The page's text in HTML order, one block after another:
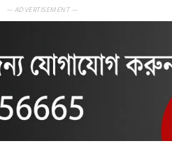
— ADVERTISEMENT —